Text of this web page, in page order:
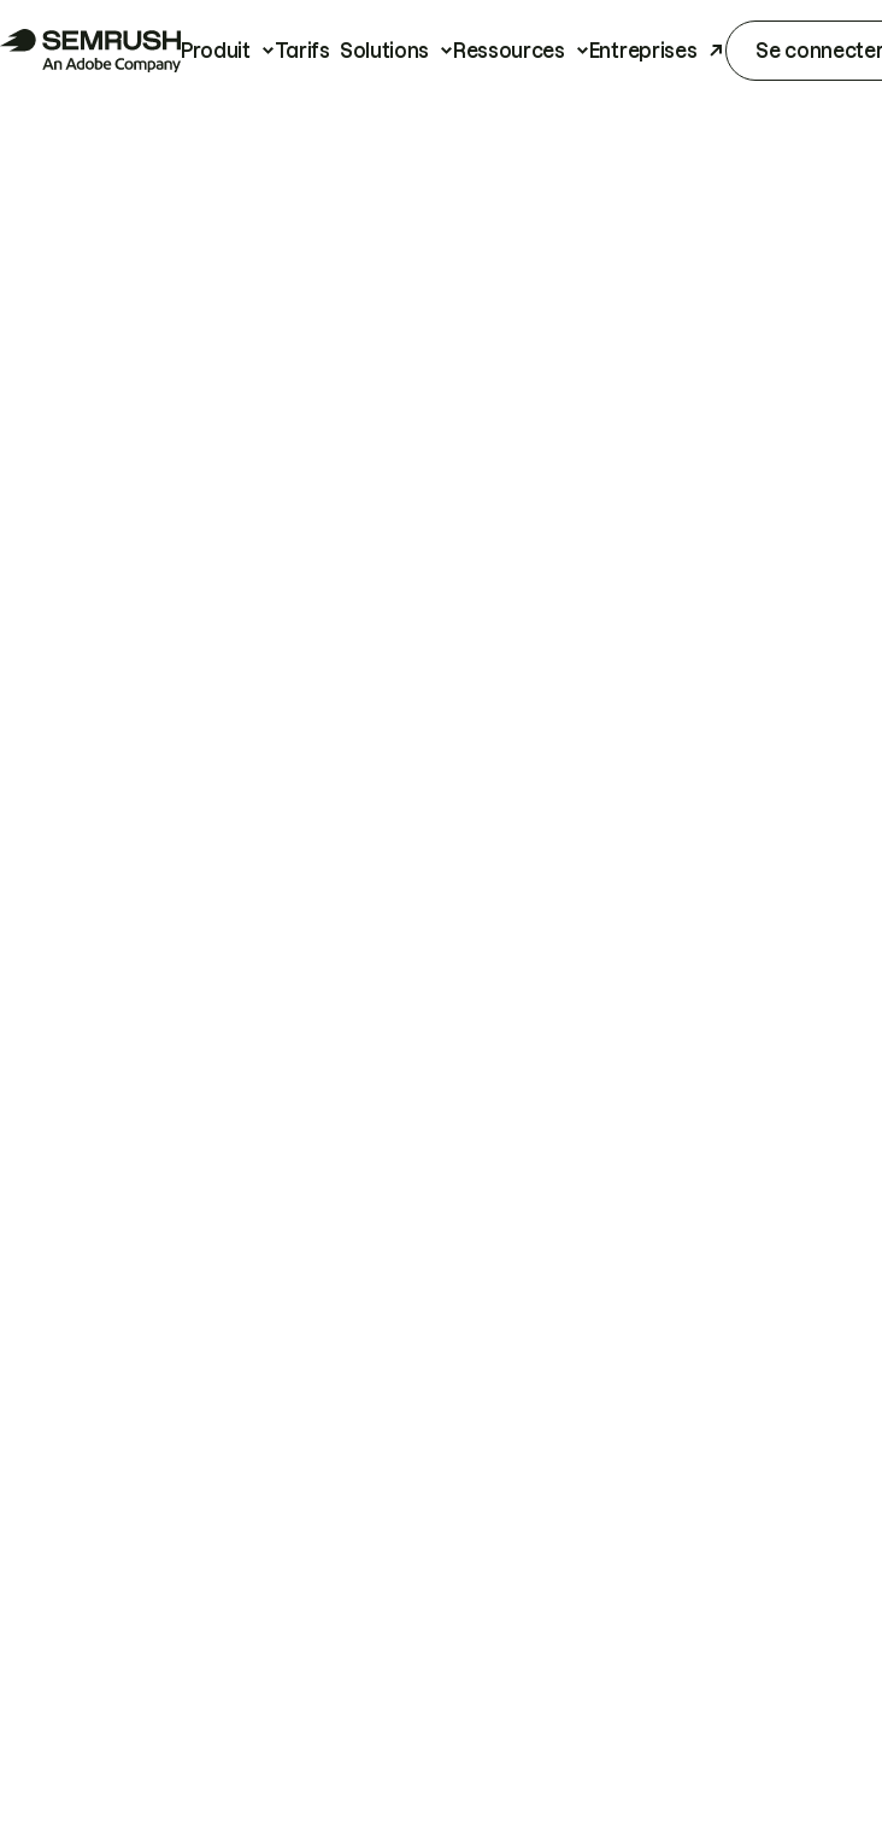
Produit Tarifs Solutions Ressources Entreprises Se